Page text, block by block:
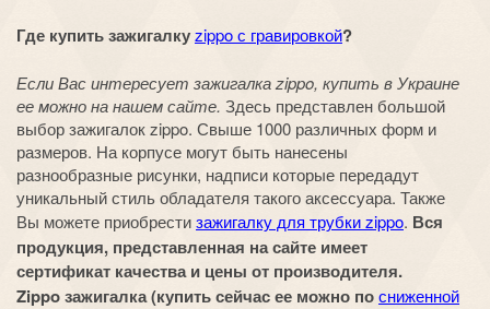
Где купить зажигалкуzippo с гравировкой?
Если Вас интересует зажигалка zippo, купить в Украине
ее можно на нашем сайте. Здесь представлен большой
выбор зажигалок zippo. Свыше 1000 различных форм и
размеров. На корпусе могут быть нанесены
разнообразные рисунки, надписи которые передадут
уникальный стиль обладателя такого аксессуара. Также
Вы можете приобрестизажигалку для трубки zippo. Вся
продукция, представленная на сайте имеет
сертификат качества и цены от производителя.
Zippo зажигалка (купить сейчас ее можно посниженной